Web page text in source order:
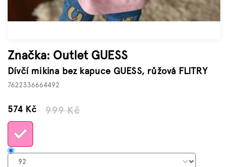
Značka: Outlet GUESS
Dívčí mikina bez kapuce GUESS, růžová FLITRY
7622336664492
999 Kč
574 KčMěrná